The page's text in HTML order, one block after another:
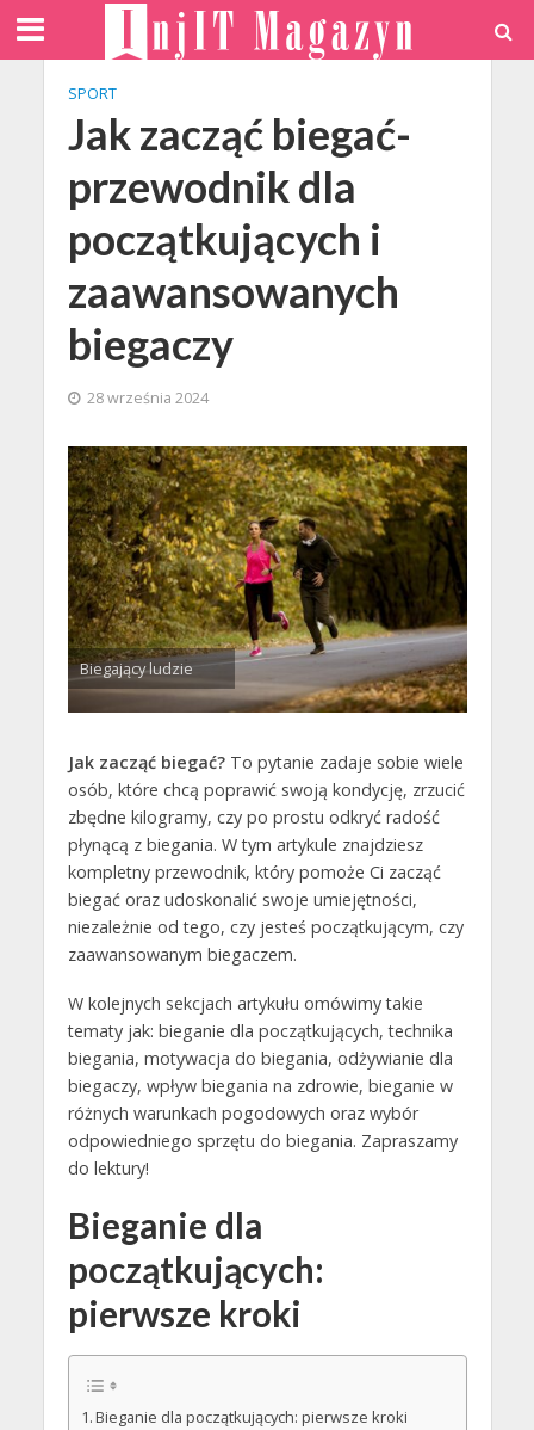
SPORT
Jak zacząć biegać-
przewodnik dla
początkujących i
zaawansowanych
biegaczy
28 września 2024
Biegający ludzie
Jak zacząć biegać?To pytanie zadaje sobie wiele
osób, które chcą poprawić swoją kondycję, zrzucić
zbędne kilogramy, czy po prostu odkryć radość
płynącą z biegania. W tym artykule znajdziesz
kompletny przewodnik, który pomoże Ci zacząć
biegać oraz udoskonalić swoje umiejętności,
niezależnie od tego, czy jesteś początkującym, czy
zaawansowanym biegaczem.
W kolejnych sekcjach artykułu omówimy takie
tematy jak: bieganie dla początkujących, technika
biegania, motywacja do biegania, odżywianie dla
biegaczy, wpływ biegania na zdrowie, bieganie w
różnych warunkach pogodowych oraz wybór
odpowiedniego sprzętu do biegania. Zapraszamy
do lektury!
Bieganie dla
początkujących:
pierwsze kroki
Bieganie dla początkujących: pierwsze kroki